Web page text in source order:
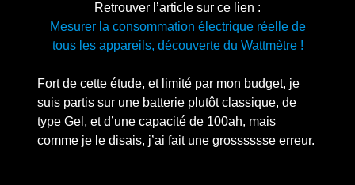
Retrouver l’article sur ce lien :
Mesurer la consommation électrique réelle de
tous les appareils, découverte du Wattmètre !
Fort de cette étude, et limité par mon budget, je
suis partis sur une batterie plutôt classique, de
type Gel, et d’une capacité de 100ah, mais
comme je le disais, j’ai fait une grosssssse erreur.